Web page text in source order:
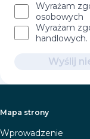
Wyrażam
osobowych
Wyrażam
handlowych.
Wyślij
Mapa strony
Wprowadzenie